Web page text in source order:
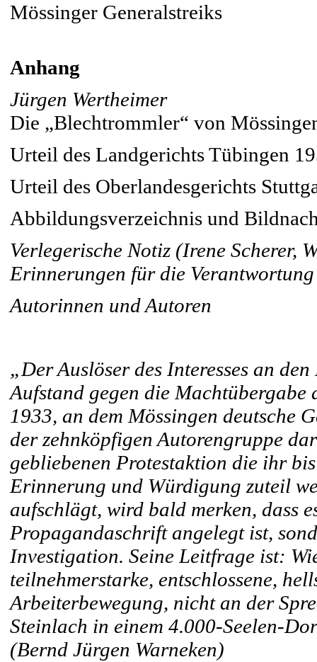
Mössinger Generalstreiks
Anhang
Jürgen Wertheimer
Die „Blechtrommler“ von
Urteil des Landgerichts Tübingen
Urteil des Oberlandesgerichts
Abbildungsverzeichnis und
Verlegerische Notiz (Irene Scherer,
Erinnerungen für die Verantwortung
Autorinnen und Autoren
„Der Auslöser des Interesses an
Aufstand gegen die
1933, an dem Mössingen deutsche
der zehnköpfigen Autorengruppe
gebliebenen Protestaktion die ihr
Erinnerung und Würdigung zuteil
aufschlägt, wird bald merken, dass
Propagandaschrift angelegt ist,
Investigation. Seine Leitfrage ist:
teilnehmerstarke, entschlossene,
Arbeiterbewegung, nicht an der
Steinlach in einem 4.000-Seelen-
(Bernd Jürgen Warneken)